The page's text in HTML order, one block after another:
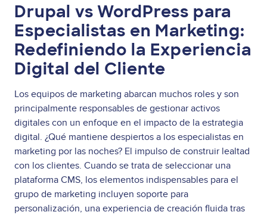
Drupal vs WordPress para
Especialistas en Marketing:
Redefiniendo la Experiencia
Digital del Cliente
Los equipos de marketing abarcan muchos roles y son
principalmente responsables de gestionar activos
digitales con un enfoque en el impacto de la estrategia
digital. ¿Qué mantiene despiertos a los especialistas en
marketing por las noches? El impulso de construir lealtad
con los clientes. Cuando se trata de seleccionar una
plataforma CMS, los elementos indispensables para el
grupo de marketing incluyen soporte para
personalización, una experiencia de creación fluida tras